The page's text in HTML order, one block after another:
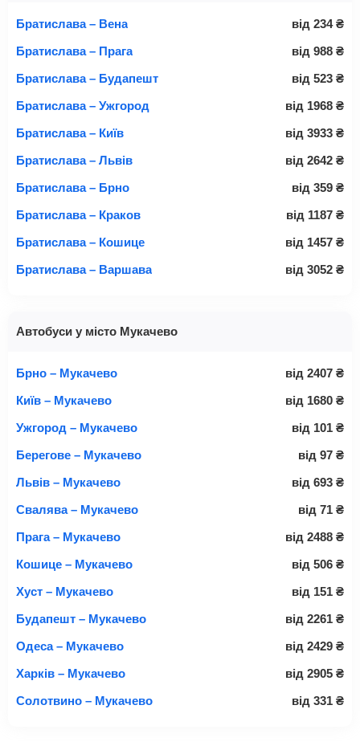
Братислава – Вена від 234 ₴
Братислава – Прага
від 988 ₴
Братислава – Будапешт
від 523 ₴
Братислава – Ужгород
від 1968 ₴
Братислава – Київ
від 3933 ₴
Братислава – Львів
від 2642 ₴
Братислава – Брно
від 359 ₴
Братислава – Краков
від 1187 ₴
Братислава – Кошице
від 1457 ₴
Братислава – Варшава
від 3052 ₴
Автобуси у місто Мукачево
Брно – Мукачево від 2407 ₴
Київ – Мукачево
від 1680 ₴
Ужгород – Мукачево
від 101 ₴
Берегове – Мукачево
від 97 ₴
Львів – Мукачево
від 693 ₴
Свалява – Мукачево
від 71 ₴
Прага – Мукачево
від 2488 ₴
Кошице – Мукачево
від 506 ₴
Хуст – Мукачево
від 151 ₴
Будапешт – Мукачево
від 2261 ₴
Одеса – Мукачево
від 2429 ₴
Харків – Мукачево
від 2905 ₴
Солотвино – Мукачево
від 331 ₴